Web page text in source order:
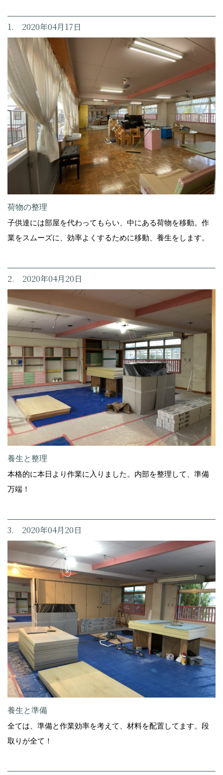
1. 2020年04月17日
荷物の整理
子供達には部屋を代わってもらい、中にある荷物を移動。作
業をスムーズに、効率よくするために移動、養生をします。
2. 2020年04月20日
養生と整理
本格的に本日より作業に入りました。内部を整理して、準備
万端！
3. 2020年04月20日
養生と準備
全ては、準備と作業効率を考えて、材料を配置してます。段
取りが全て！